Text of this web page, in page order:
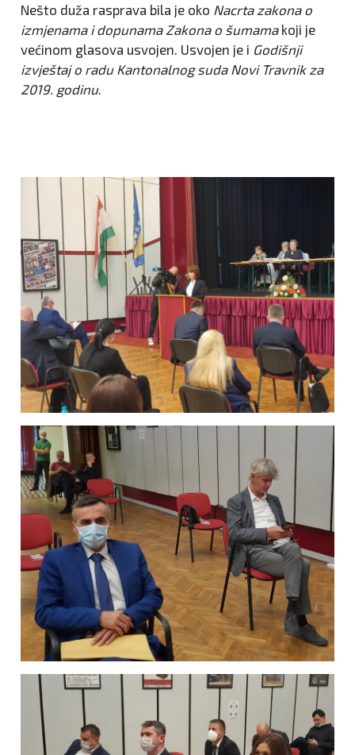
Nešto duža rasprava bila je oko Nacrta zakona o
izmjenama i dopunama Zakona o šumamakoji je
većinom glasova usvojen. Usvojen je i Godišnji
izvještaj o radu Kantonalnog suda Novi Travnik za
2019. godinu.